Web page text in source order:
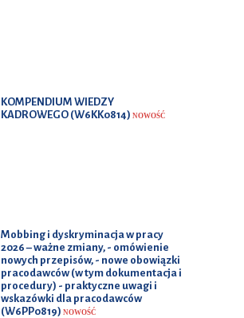
KOMPENDIUM WIEDZY
KADROWEGO (W6KK0814) NOWOŚĆ
Mobbing i dyskryminacja w pracy
2026 – ważne zmiany, - omówienie
nowych przepisów, - nowe obowiązki
pracodawców (w tym dokumentacja i
procedury) - praktyczne uwagi i
wskazówki dla pracodawców
(W6PP0819) NOWOŚĆ